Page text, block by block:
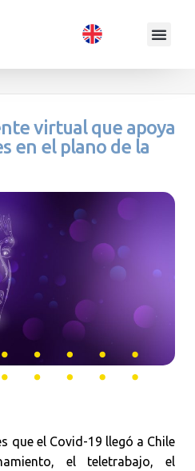
virtual que apoya
en el plano de la
que el Covid-19 llegó a Chile
el teletrabajo, el